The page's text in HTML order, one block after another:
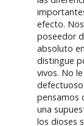
efecto.
poseedor
absoluto
distingue
vivos. No
pensamos
una
los dioses